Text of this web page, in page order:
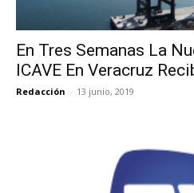
En Tres Semanas La
ICAVE En Veracruz
Redacción - 13 junio, 2019